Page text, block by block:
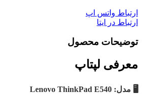
ارتباط واتس اپ
ارتباط در ایتا
توضیحات محصول
معرفی لپتاپ
🖥️ مدل: Lenovo ThinkPad E540